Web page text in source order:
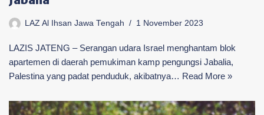
LAZ Al Ihsan Jawa Tengah 1 November 2023
LAZIS JATENG – Serangan udara Israel menghantam blok
apartemen di daerah pemukiman kamp pengungsi Jabalia,
Palestina yang padat penduduk, akibatnya… Read More »